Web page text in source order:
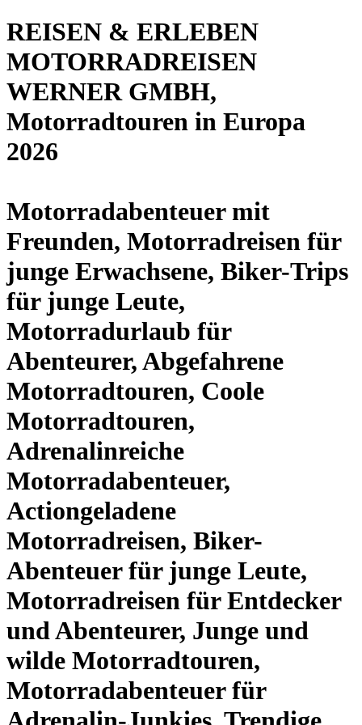
REISEN & ERLEBEN
MOTORRADREISEN
WERNER GMBH,
Motorradtouren in Europa
2026
Motorradabenteuer mit
Freunden, Motorradreisen für
junge Erwachsene, Biker-Trips
für junge Leute,
Motorradurlaub für
Abenteurer, Abgefahrene
Motorradtouren, Coole
Motorradtouren,
Adrenalinreiche
Motorradabenteuer,
Actiongeladene
Motorradreisen, Biker-
Abenteuer für junge Leute,
Motorradreisen für Entdecker
und Abenteurer, Junge und
wilde Motorradtouren,
Motorradabenteuer für